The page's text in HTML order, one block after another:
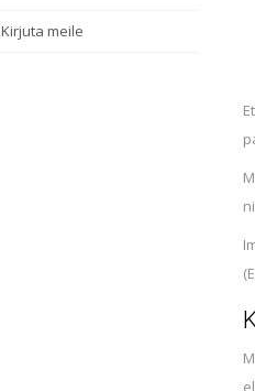
Kirjuta meile